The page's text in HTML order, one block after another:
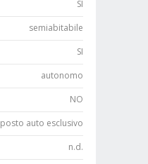
SI
semiabitabile
SI
autonomo
NO
posto auto esclusivo
n.d.